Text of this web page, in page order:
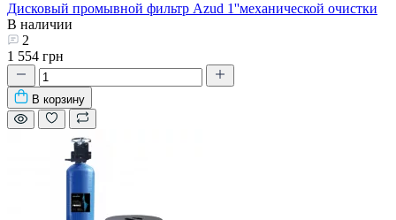
Дисковый промывной фильтр Azud 1''механической очистки
В наличии
2
1 554 грн
В корзину